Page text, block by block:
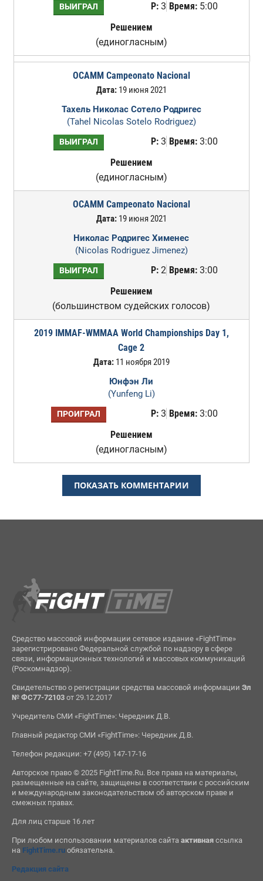
ВЫИГРАЛ Р:3 Время:5:00
Решением
(единогласным)
OCAMM Campeonato Nacional
Дата:19 июня 2021
Тахель Николас Сотело Родригес
(Tahel Nicolas Sotelo Rodriguez)
ВЫИГРАЛ Р:3 Время:3:00
Решением
(единогласным)
OCAMM Campeonato Nacional
Дата:19 июня 2021
Николас Родригес Хименес
(Nicolas Rodriguez Jimenez)
ВЫИГРАЛ Р:2 Время:3:00
Решением
(большинством судейских голосов)
2019 IMMAF-WMMAA World Championships Day 1,
Cage 2
Дата:11 ноября 2019
Юнфэн Ли
(Yunfeng Li)
ПРОИГРАЛ Р:3 Время:3:00
Решением
(единогласным)
ПОКАЗАТЬ КОММЕНТАРИИ
Средство массовой информации сетевое издание «FightTime»
зарегистрировано Федеральной службой по надзору в сфере
связи, информационных технологий и массовых коммуникаций
(Роскомнадзор).
Свидетельство о регистрации средства массовой информации Эл
№ ФС77-72103от 29.12.2017
Учредитель СМИ «FightTime»: Чередник Д.В.
Главный редактор СМИ «FightTime»: Чередник Д.В.
Телефон редакции: +7 (495) 147-17-16
Авторское право © 2025 FightTime.Ru. Все права на материалы,
размещенные на сайте, защищены в соответствии с российским
и международным законодательством об авторском праве и
смежных правах.
Для лиц старше 16 лет
При любом использовании материалов сайта активнаяссылка
на FightTime.ruобязательна.
Редакция сайта